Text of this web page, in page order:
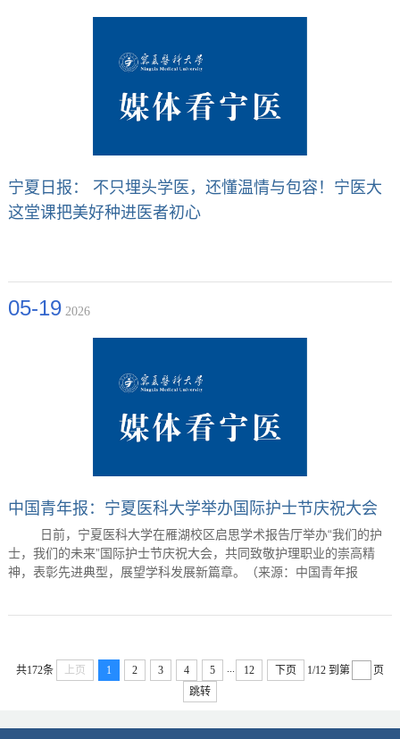
宁夏日报： 不只埋头学医，还懂温情与包容！宁医大
这堂课把美好种进医者初心
05-19 2026
中国青年报：宁夏医科大学举办国际护士节庆祝大会
日前，宁夏医科大学在雁湖校区启思学术报告厅举办“我们的护
士，我们的未来”国际护士节庆祝大会，共同致敬护理职业的崇高精
神，表彰先进典型，展望学科发展新篇章。（来源：中国青年报
共172条 上页 1 2 3 4 5 ... 12 下页 1/12 到第
页
跳转